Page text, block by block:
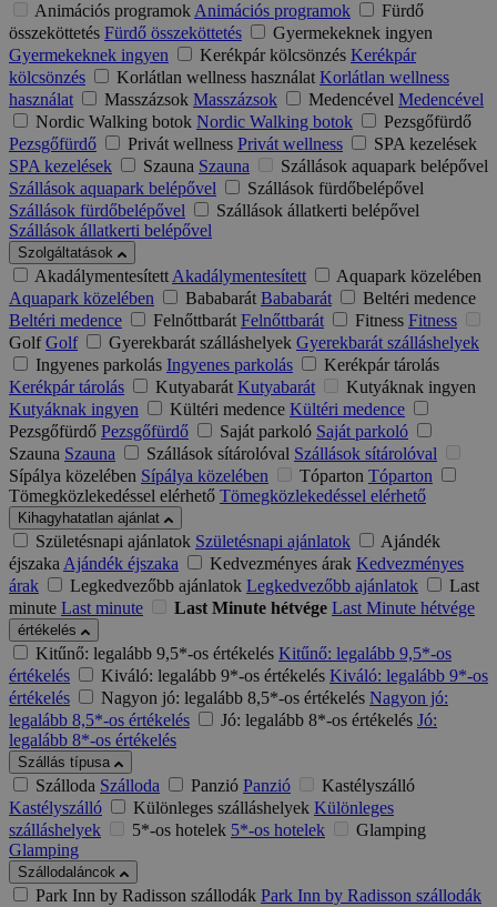
Animációs programokAnimációs programok
Fürdő
összeköttetés Fürdő összeköttetés
Gyermekeknek ingyen
Gyermekeknek ingyen
Kerékpár kölcsönzés Kerékpár
kölcsönzés
Korlátlan wellness használat Korlátlan wellness
használat
Masszázsok Masszázsok Medencével Medencével
Nordic Walking botok Nordic Walking botok
Pezsgőfürdő
Pezsgőfürdő
Privát wellness Privát wellness
SPA kezelések
SPA kezelések
Szauna Szauna
Szállások aquapark belépővel
Szállások aquapark belépővel
Szállások fürdőbelépővel
Szállások fürdőbelépővel
Szállások állatkerti belépővel
Szállások állatkerti belépővel
Szolgáltatások
AkadálymentesítettAkadálymentesített
Aquapark közelében
Aquapark közelében
Bababarát Bababarát
Beltéri medence
Beltéri medence
Felnőttbarát Felnőttbarát Fitness Fitness
Golf Golf Gyerekbarát szálláshelyek Gyerekbarát szálláshelyek
Ingyenes parkolás Ingyenes parkolás
Kerékpár tárolás
Kerékpár tárolás
Kutyabarát Kutyabarát
Kutyáknak ingyen
Kutyáknak ingyen
Kültéri medence Kültéri medence
Pezsgőfürdő Pezsgőfürdő Saját parkoló Saját parkoló
Szauna Szauna Szállások sítárolóval Szállások sítárolóval
Sípálya közelében Sípálya közelében Tóparton Tóparton
Tömegközlekedéssel elérhető Tömegközlekedéssel elérhető
Kihagyhatatlan ajánlat
Születésnapi ajánlatok Születésnapi ajánlatok
Ajándék
éjszakaAjándék éjszaka Kedvezményes árak Kedvezményes
árak
Legkedvezőbb ajánlatok Legkedvezőbb ajánlatok
Last
minute Last minute Last Minute hétvége Last Minute hétvége
értékelés
Kitűnő: legalább 9,5*-os értékelés Kitűnő: legalább 9,5*-os
értékelés
Kiváló: legalább 9*-os értékelés Kiváló: legalább 9*-os
értékelés
Nagyon jó: legalább 8,5*-os értékelés Nagyon jó:
legalább 8,5*-os értékelés
Jó: legalább 8*-os értékelés Jó:
legalább 8*-os értékelés
Szállás típusa
Szálloda Szálloda Panzió Panzió
Kastélyszálló
Kastélyszálló
Különleges szálláshelyek Különleges
szálláshelyek
5*-os hotelek 5*-os hotelek
Glamping
Glamping
Szállodaláncok
Park Inn by Radisson szállodák Park Inn by Radisson szállodák